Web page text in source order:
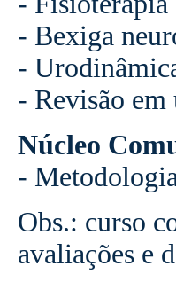
- Bexiga
-
- Revisão
Núcleo
-
Obs.: curso
avaliações e